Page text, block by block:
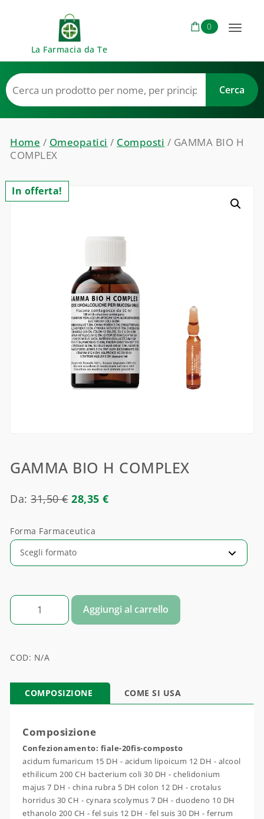
La Farmacia da Te
0
Toggle
Home / Omeopatici / Composti / GAMMA BIO H
COMPLEX
In offerta!
GAMMA BIO H COMPLEX
Da:31,50€ 28,35€
Forma Farmaceutica
GAMMA BIO H COMPLEX quantità
Aggiungi al carrello
COD: N/A
COMPOSIZIONE COME SI USA
Composizione
Confezionamento: fiale-20fis-composto
acidum fumaricum 15 DH - acidum lipoicum 12 DH - alcool
ethilicum 200 CH bacterium coli 30 DH - chelidonium
majus 7 DH - china rubra 5 DH colon 12 DH - crotalus
horridus 30 CH - cynara scolymus 7 DH - duodeno 10 DH
ethanolo 200 CH - fel suis 12 DH - fel suis 30 DH - ferrum